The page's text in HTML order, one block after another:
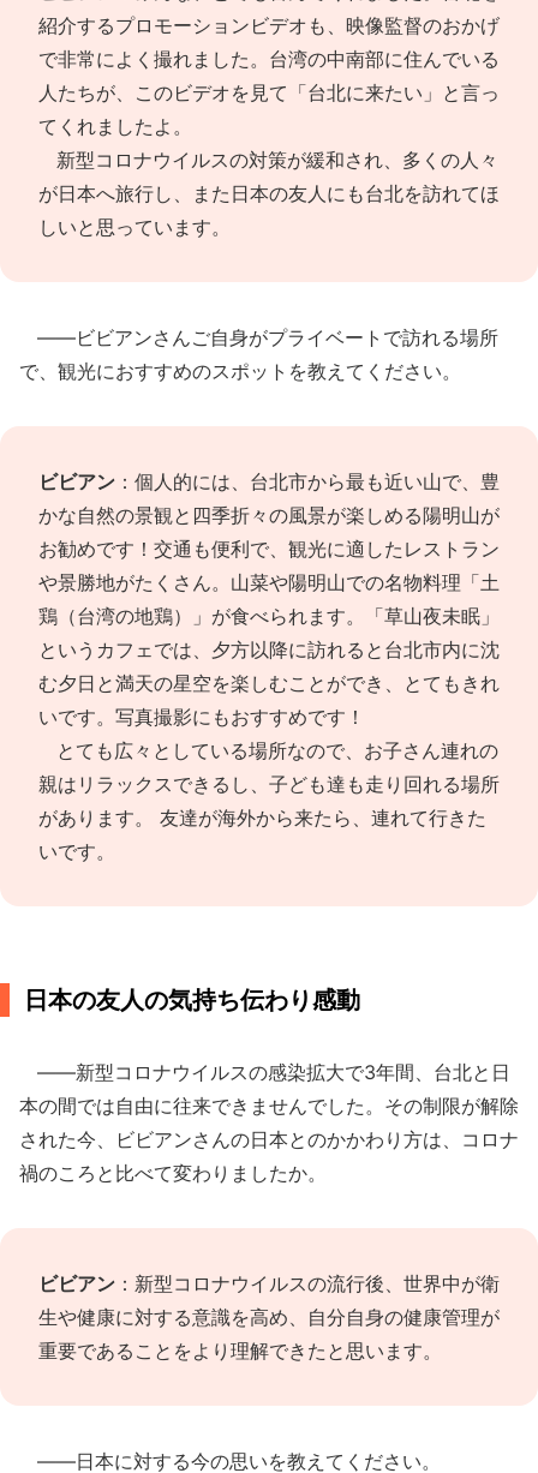
紹介するプロモーションビデオも、映像監督のおかげ
で非常によく撮れました。台湾の中南部に住んでいる
人たちが、このビデオを見て「台北に来たい」と言っ
てくれましたよ。
新型コロナウイルスの対策が緩和され、多くの人々
が日本へ旅行し、また日本の友人にも台北を訪れてほ
しいと思っています。
――ビビアンさんご自身がプライベートで訪れる場所
で、観光におすすめのスポットを教えてください。
ビビアン ：個人的には、台北市から最も近い山で、豊
かな自然の景観と四季折々の風景が楽しめる陽明山が
お勧めです！交通も便利で、観光に適したレストラン
や景勝地がたくさん。山菜や陽明山での名物料理「土
鶏（台湾の地鶏）」が食べられます。「草山夜未眠」
というカフェでは、夕方以降に訪れると台北市内に沈
む夕日と満天の星空を楽しむことができ、とてもきれ
いです。写真撮影にもおすすめです！
とても広々としている場所なので、お子さん連れの
親はリラックスできるし、子ども達も走り回れる場所
があります。 友達が海外から来たら、連れて行きた
いです。
日本の友人の気持ち伝わり感動
――新型コロナウイルスの感染拡大で3年間、台北と日
本の間では自由に往来できませんでした。その制限が解除
された今、ビビアンさんの日本とのかかわり方は、コロナ
禍のころと比べて変わりましたか。
ビビアン ：新型コロナウイルスの流行後、世界中が衛
生や健康に対する意識を高め、自分自身の健康管理が
重要であることをより理解できたと思います。
――日本に対する今の思いを教えてください。